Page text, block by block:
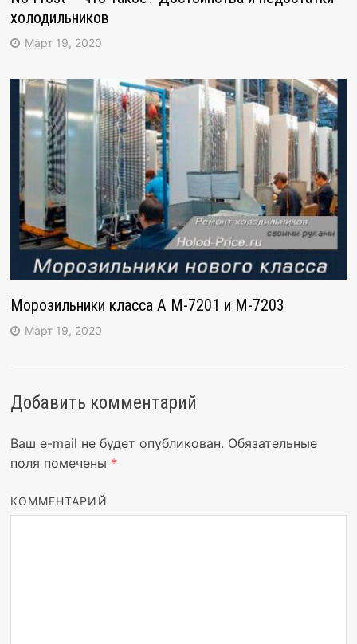
холодильников
Март 19, 2020
Морозильники класса А М-7201 и М-7203
Март 19, 2020
Добавить комментарий
Ваш e-mail не будет опубликован. Обязательные
поля помечены *
КОММЕНТАРИЙ